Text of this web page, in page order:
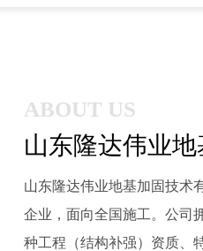
ABOUT US
山东隆达伟业
山东隆达伟业地基加固技术
企业，面向全国施工。公司
种工程（结构补强）资质、